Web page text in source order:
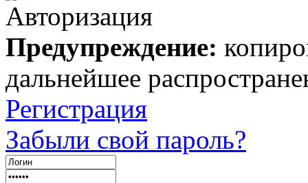
Авторизация
Предупреждение:
дальнейшее
Регистрация
Забыли свой пароль?